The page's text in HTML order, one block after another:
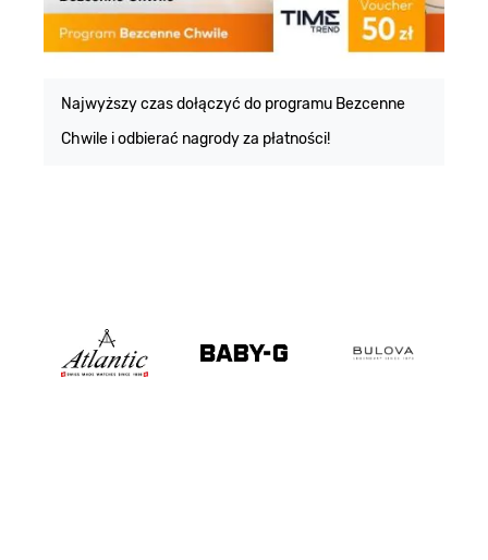
Najwyższy czas dołączyć do programu Bezcenne
Chwile i odbierać nagrody za płatności!